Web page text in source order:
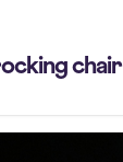
chair